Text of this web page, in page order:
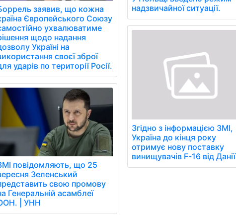
заявив, що кожна
Європейського Союзу
ухвалюватиме
щодо надання
Україні на
своєї зброї
ударів по території Росії.
повідомляють, що 25
Зеленський
свою промову
Генеральній асамблеї
| УНН
надзвичайної ситуації.
Згідно з інформацією ЗМІ,
Україна до кінця року
отримує нову поставку
винищувачів F-16 від